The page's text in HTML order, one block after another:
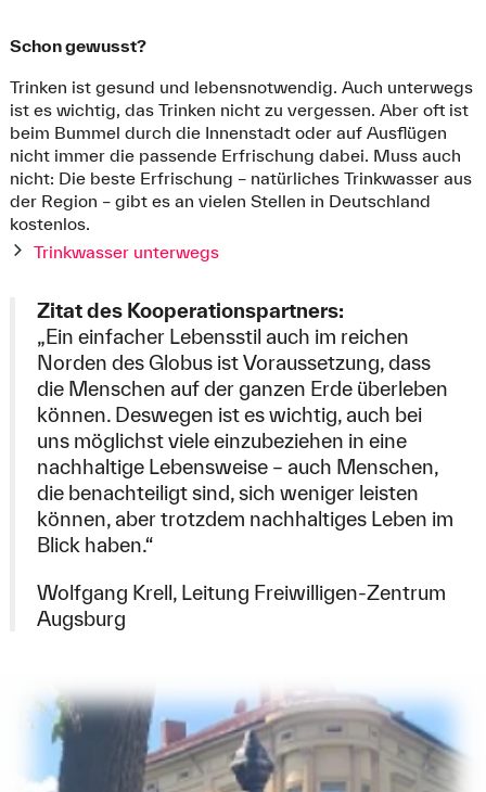
Schon gewusst?
Trinken ist gesund und lebensnotwendig. Auch unterwegs
ist es wichtig, das Trinken nicht zu vergessen. Aber oft ist
beim Bummel durch die Innenstadt oder auf Ausflügen
nicht immer die passende Erfrischung dabei. Muss auch
nicht: Die beste Erfrischung – natürliches Trinkwasser aus
der Region – gibt es an vielen Stellen in Deutschland
kostenlos.
Trinkwasser unterwegs
Zitat des Kooperationspartners:
„Ein einfacher Lebensstil auch im reichen
Norden des Globus ist Voraussetzung, dass
die Menschen auf der ganzen Erde überleben
können. Deswegen ist es wichtig, auch bei
uns möglichst viele einzubeziehen in eine
nachhaltige Lebensweise – auch Menschen,
die benachteiligt sind, sich weniger leisten
können, aber trotzdem nachhaltiges Leben im
Blick haben.“
Wolfgang Krell, Leitung Freiwilligen-Zentrum
Augsburg